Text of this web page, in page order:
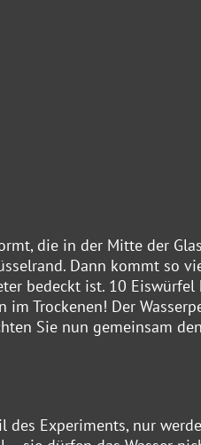
die in der Mitte der
Dann kommt so
bedeckt ist. 10
Trockenen! Der
Sie nun gemeinsam
des Experiments, nur